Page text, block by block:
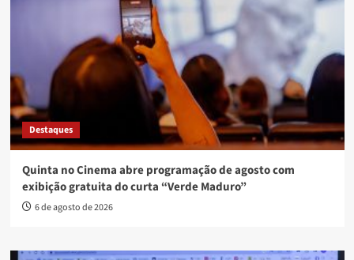
Destaques
Quinta no Cinema abre programação de agosto com
exibição gratuita do curta “Verde Maduro”
6 de agosto de 2026